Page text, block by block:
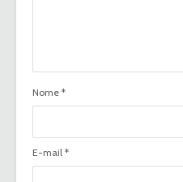
Nome *
E-mail *